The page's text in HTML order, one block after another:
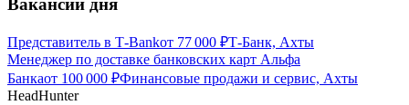
Вакансии дня
Представитель в Т-Bankот 77 000 ₽Т-Банк, Ахты
Менеджер по доставке банковских карт Альфа
Банкаот 100 000 ₽Финансовые продажи и сервис, Ахты
HeadHunter